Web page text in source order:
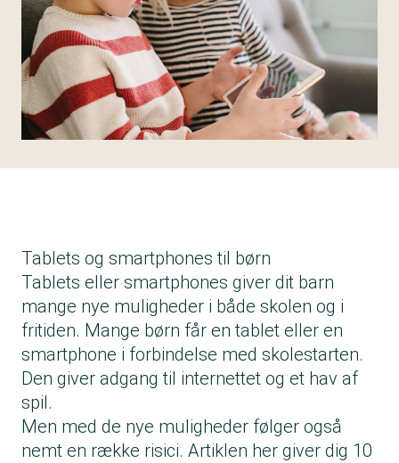
Tablets og smartphones til børn
Tablets eller smartphones giver dit barn
mange nye muligheder i både skolen og i
fritiden. Mange børn får en tablet eller en
smartphone i forbindelse med skolestarten.
Den giver adgang til internettet og et hav af
spil.
Men med de nye muligheder følger også
nemt en række risici. Artiklen her giver dig 10